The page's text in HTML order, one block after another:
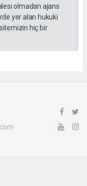
olmadan ajans
yer alan hukuki
hiç bir